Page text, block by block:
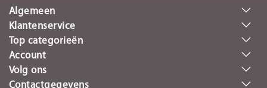
Algemeen
Klantenservice
Top categorieën
Account
Volg ons
Contactgegevens